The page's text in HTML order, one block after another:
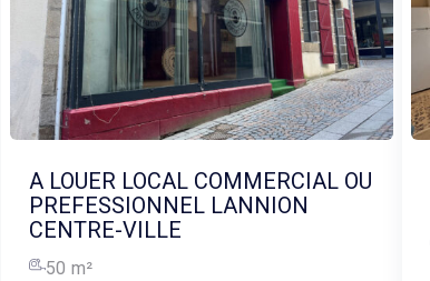
A LOUER LOCAL COMMERCIAL OU
PREFESSIONNEL LANNION
CENTRE-VILLE
50 m²